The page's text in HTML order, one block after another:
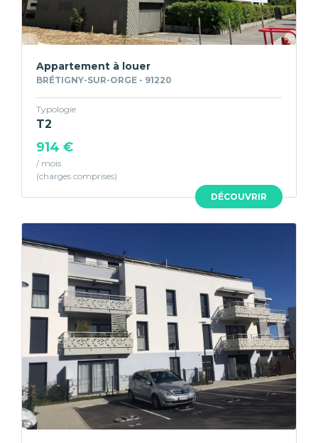
DÉCOUVRIR
Appartement à louer
BRÉTIGNY-SUR-ORGE - 91220
Typologie
T2
914 €
/ mois